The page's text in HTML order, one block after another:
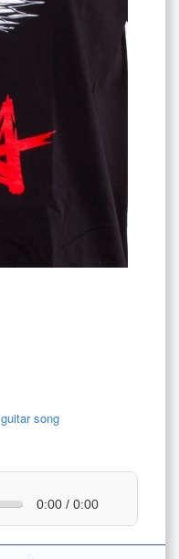
guitar song
0:00 / 0:00